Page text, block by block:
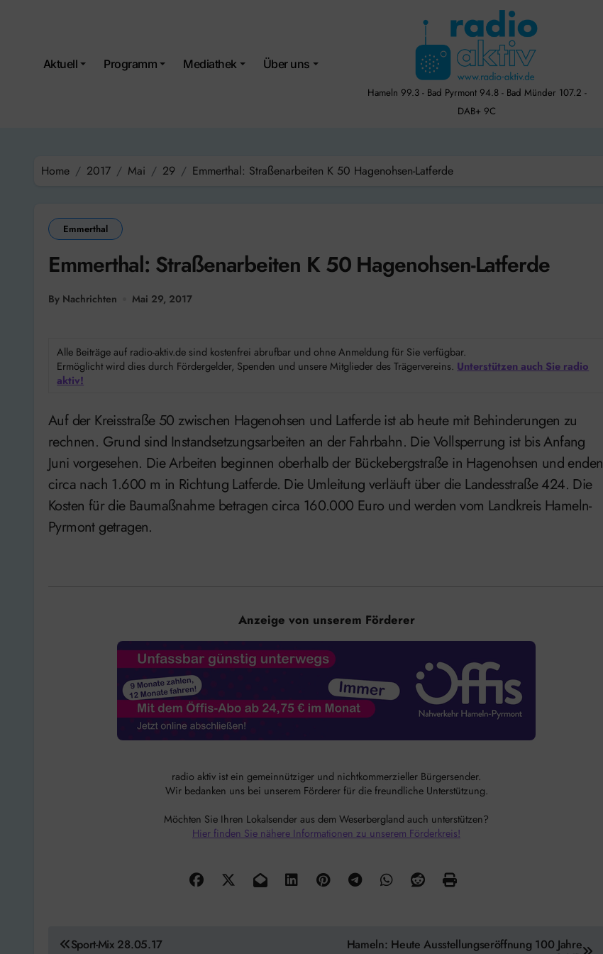
Aktuell Programm Mediathek Über uns
Hameln 99.3 - Bad Pyrmont 94.8 - Bad Münder 107.2 -
DAB+ 9C
Home 2017 Mai 29 Emmerthal: Straßenarbeiten K 50 Hagenohsen-Latferde
Emmerthal
Emmerthal: Straßenarbeiten K 50 Hagenohsen-Latferde
By Nachrichten Mai 29, 2017
Alle Beiträge auf radio-aktiv.de sind kostenfrei abrufbar und ohne Anmeldung für Sie verfügbar.
Ermöglicht wird dies durch Fördergelder, Spenden und unsere Mitglieder des Trägervereins. Unterstützen auch Sie radio
aktiv!
Auf der Kreisstraße 50 zwischen Hagenohsen und Latferde ist ab heute mit Behinderungen zu
rechnen. Grund sind Instandsetzungsarbeiten an der Fahrbahn. Die Vollsperrung ist bis Anfang
Juni vorgesehen. Die Arbeiten beginnen oberhalb der Bückebergstraße in Hagenohsen und enden
circa nach 1.600 m in Richtung Latferde. Die Umleitung verläuft über die Landesstraße 424. Die
Kosten für die Baumaßnahme betragen circa 160.000 Euro und werden vom Landkreis Hameln-
Pyrmont getragen.
Anzeige von unserem Förderer
radio aktiv ist ein gemeinnütziger und nichtkommerzieller Bürgersender.
Wir bedanken uns bei unserem Förderer für die freundliche Unterstützung.
Möchten Sie Ihren Lokalsender aus dem Weserbergland auch unterstützen?
Hier finden Sie nähere Informationen zu unserem Förderkreis!
Beitragsnavigation
Sport-Mix 28.05.17
Hameln: Heute Ausstellungseröffnung 100 Jahre